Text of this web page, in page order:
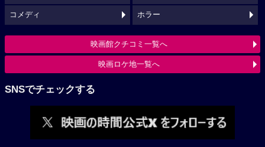
コメディ ホラー
映画館クチコミ一覧へ
映画ロケ地一覧へ
SNSでチェックする